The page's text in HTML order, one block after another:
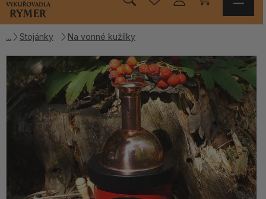
Stojánky Na vonné kužílky